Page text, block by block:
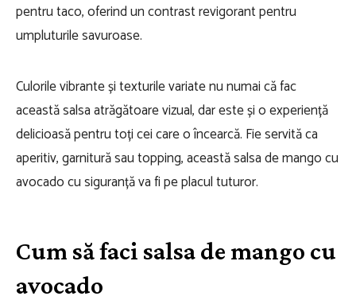
pentru taco, oferind un contrast revigorant pentru
umpluturile savuroase.
Culorile vibrante și texturile variate nu numai că fac
această salsa atrăgătoare vizual, dar este și o experiență
delicioasă pentru toți cei care o încearcă. Fie servită ca
aperitiv, garnitură sau topping, această salsa de mango cu
avocado cu siguranță va fi pe placul tuturor.
Cum să faci salsa de mango cu
avocado